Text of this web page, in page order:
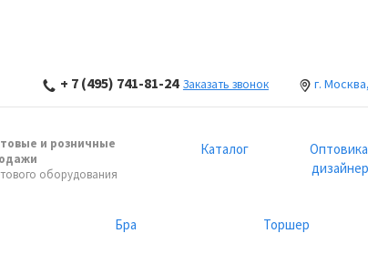
+ 7 (495) 741-81-24 Заказать звонок г.
и розничные
оборудования
Каталог
Бра Торшер